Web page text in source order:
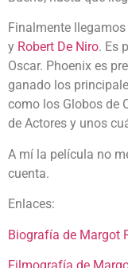
Finalmente
y Robert De Niro. Es
Oscar. Phoenix es
ganado los
como los Globos de
de Actores y unos
A mí la película no
cuenta.
Enlaces:
Biografía de Margot